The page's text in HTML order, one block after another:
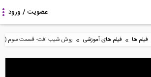
فیلم ها » فیلم های آموزشی » روش شیب افت- قسمت سوم